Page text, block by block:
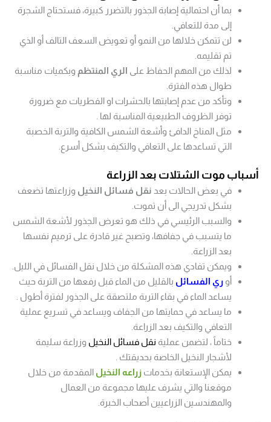
بما أن احتمالية إصابة الجذور بالتضرر كبيرة، فستحتاج الشجرة
إلى مدة للتعافي.
لن تتمكن خلالها من النمو أو تعويض السعف التالف أو الذي
تم تقليمه.
لذلك من المهم الحفاظ على الري المنتظم وبكميات مناسبة
طوال هذه الفترة.
وتأكد من عدم إصابتها بالحشرات او الفطريات مع ضرورة
توفر الظروف الطبيعية المناسبة لها .
مثل المناخ الدافئ وأشعة الشمس الكافية والتربة الخصبة
التي تساعدها على التعافي والتكيف بشكل أسرع.
أسباب موت الشتلات بعد الزراعة
في بعض الحالات بعد نقل فسائل النخيل وزراعتها تضعف
بشكل تدريجي الى أن تموت.
والسبب الرئيسي في ذلك هو تعرض الجذور لأشعة الشمس
ما يتسبب في جفافها، وتصبح غير قادرة على ترميم نفسها
بعد الزراعة.
ويمكن تفادي هذه المشكلة من خلال نقل الفسائل في الليل.
أو ري الفسائل بالقليل من الماء قبل رفعها من التربة حيث
يساعد الماء في بقاء التربة ملتصقة على الجذور لفترة أطول .
ما يساعد في حمايتها من الجفاف ويساعد في تسريع عملية
التعافي والتكيف بعد الزراعة.
ختاماً ، لتضمن عملية نقل فسائل النخيل وزراعة سليمة
لأشجار النخيل الخاصة بحديقتك .
يمكن الإستعانة بخدمات زراعه النخيل المقدمة من خلال
موقعنا والتي يشرف عليها مجموعة من العمال
والمهندسين الزراعيين أصحاب الخبرة.